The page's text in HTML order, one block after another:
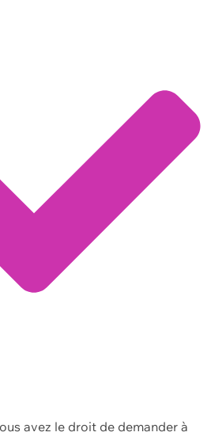
avez le droit de demander à